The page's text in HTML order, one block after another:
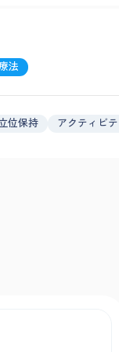
法
位保持 アクティビ